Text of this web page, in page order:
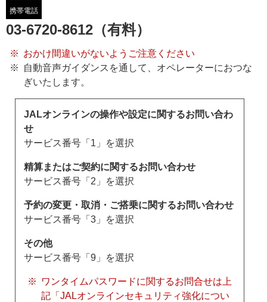
携帯電話
03-6720-8612（有料）
おかけ間違いがないようご注意ください
自動音声ガイダンスを通して、オペレーターにおつな
ぎいたします。
JALオンラインの操作や設定に関するお問い合わ
せ
サービス番号「1」を選択
精算またはご契約に関するお問い合わせ
サービス番号「2」を選択
予約の変更・取消・ご搭乗に関するお問い合わせ
サービス番号「3」を選択
その他
サービス番号「9」を選択
ワンタイムパスワードに関するお問合せは上
記「JALオンラインセキュリティ強化につい